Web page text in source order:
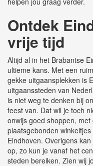
Ontdek
vrije tijd
Altijd al in het Brabantse
ultieme kans. Met een
gekke uitgaansplekken is
uitgaanssteden van
is niet weg te denken bij
feest van. Dat wil je toch
onwijs goed shoppen,
plaatsgebonden
Eindhoven. Overigens
op, zo kun je vanaf het
steden bereiken. Zien wij